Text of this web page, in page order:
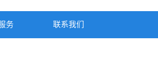
务 联系我们